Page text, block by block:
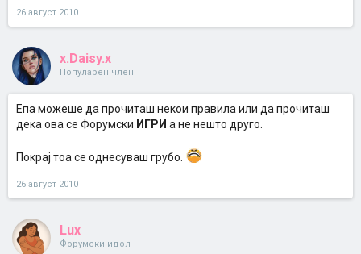
26 август 2010
x.Daisy.x
Популарен член
Епа можеше да прочиташ некои правила или да прочиташ
дека ова се Форумски ИГРИ а не нешто друго.
Покрај тоа се однесуваш грубо.
26 август 2010
Lux
Форумски идол